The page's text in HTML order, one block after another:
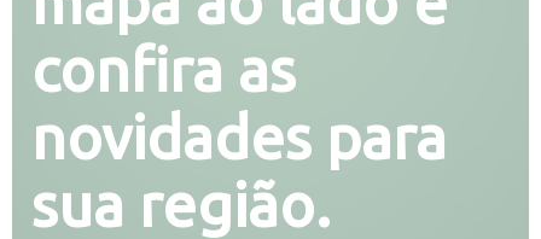
confira as
novidades para
sua região.